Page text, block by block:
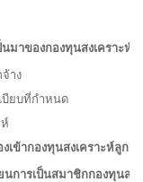
มาของกองทุนสงเคราะห์ลู
าง
บียบที่กำหนด
เข้ากองทุนสงเคราะห์ลูกจ้า
การเป็นสมาชิกกองทุนสง